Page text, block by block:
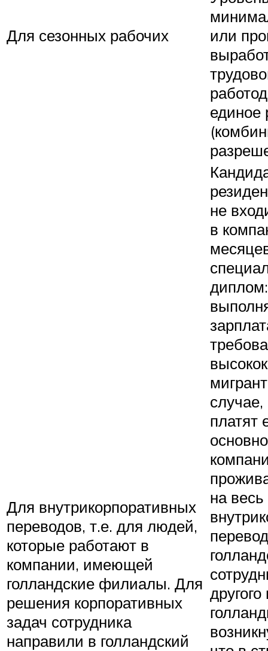
Для сезонных рабочих
или
единое
Для внутрикорпоративных
переводов, т.е. для людей,
которые работают в
компании, имеющей
голландские филиалы. Для
решения корпоративных
задач сотрудника
направили в голландский
не
в
диплом:
случае,
платят
на